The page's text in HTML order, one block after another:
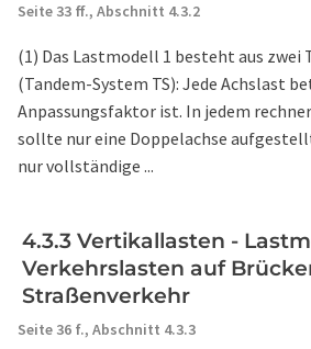
Seite 33 ff., Abschnitt 4.3.2
(1) Das Lastmodell 1 besteht aus zwei
(Tandem-System TS): Jede Achslast
Anpassungsfaktor ist. In jedem
sollte nur eine Doppelachse
nur vollständige ...
4.3.3 Vertikallasten -
Verkehrslasten auf
Straßenverkehr
Seite 36 f., Abschnitt 4.3.3